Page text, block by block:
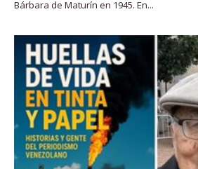
Bárbara de Maturín en 1945. En...